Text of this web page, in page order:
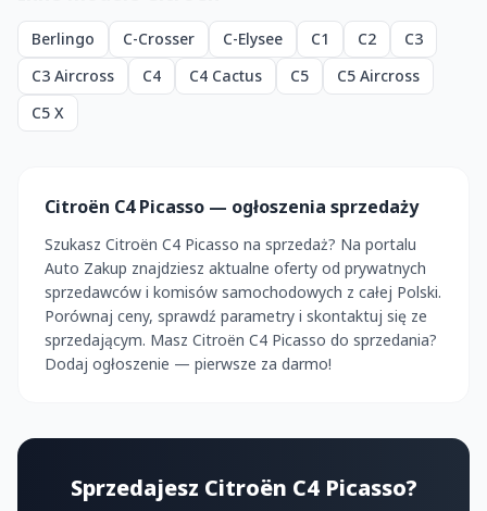
Berlingo C-Crosser C-Elysee C1 C2
C3
C3 Aircross
C4 C4 Cactus C5
C5 Aircross
C5 X
Citroën C4 Picasso — ogłoszenia sprzedaży
Szukasz Citroën C4 Picasso na sprzedaż? Na portalu
Auto Zakup znajdziesz aktualne oferty od prywatnych
sprzedawców i komisów samochodowych z całej Polski.
Porównaj ceny, sprawdź parametry i skontaktuj się ze
sprzedającym. Masz Citroën C4 Picasso do sprzedania?
Dodaj ogłoszenie — pierwsze za darmo!
Sprzedajesz Citroën C4 Picasso?